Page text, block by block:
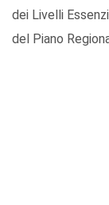
dei Livelli
del Piano